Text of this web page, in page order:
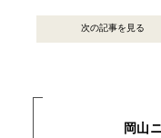
次の記事を見る
岡山